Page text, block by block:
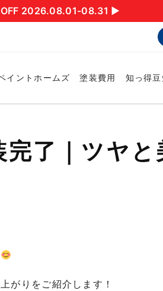
OFF 2026.08.01-08.31 ▶︎
イントホームズ 塗装費用 知っ得
了｜ツヤ
がりをご紹介します！